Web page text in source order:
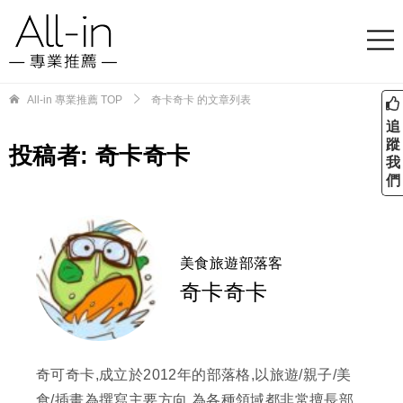
All-in 專業推薦 TOP 奇卡奇卡 的文章列表
投稿者: 奇卡奇卡
美食旅遊部落客
奇卡奇卡
奇可奇卡,成立於2012年的部落格,以旅遊/親子/美
食/插畫為撰寫主要方向,為各種領域都非常擅長部
追
蹤
我
們